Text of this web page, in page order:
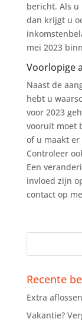
bericht. Als
dan krijgt u
mei 2023
Voorlopige
Naast de
hebt u
voor 2023
vooruit moet
of u maakt er
Controleer
Een
invloed zijn
contact op
Recente
Extra
Vakantie?